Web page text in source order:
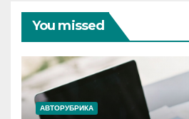
You missed
АВТОРУБРИКА